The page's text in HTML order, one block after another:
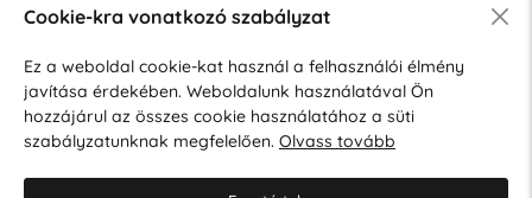
Hozzájárulok a személyes adatok marketing célú kezeléséhez.
Személyes adatok védelmére vonatkozó szabályzat.
Cookie-kra vonatkozó szabályzat
Ez a weboldal cookie-kat használ a felhasználói élmény
javítása érdekében. Weboldalunk használatával Ön
hozzájárul az összes cookie használatához a süti
szabályzatunknak megfelelően. Olvass tovább